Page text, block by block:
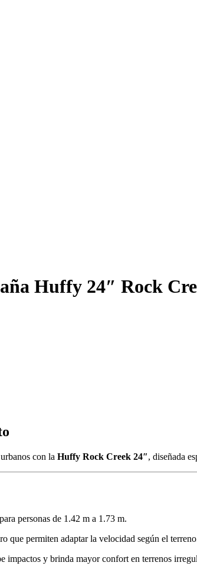
Huffy 24″ Rock
con la Huffy Rock Creek 24″, diseñada
personas de 1.42 m a 1.73 m.
que permiten adaptar la velocidad según el
impactos y brinda mayor confort en terrenos